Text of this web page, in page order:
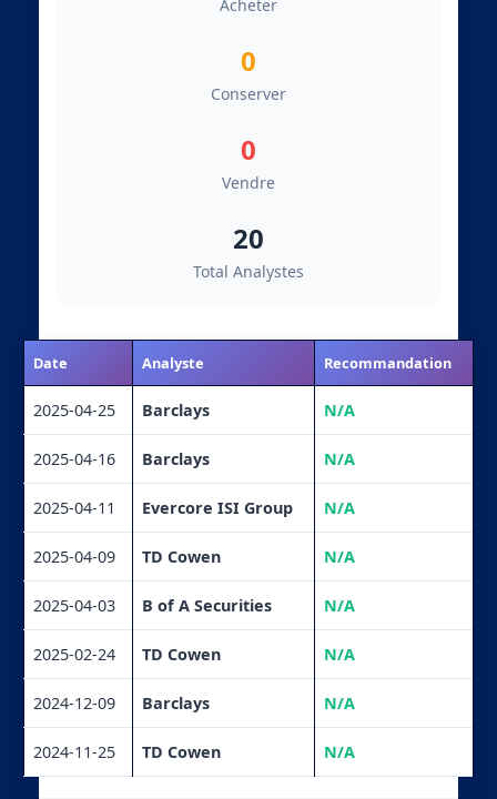
Acheter
0
Conserver
0
Vendre
20
Total Analystes
Date Analyste Recommandation
2025-04-25 Barclays N/A
2025-04-16 Barclays N/A
2025-04-11 Evercore ISI Group N/A
2025-04-09 TD Cowen N/A
2025-04-03 B of A Securities N/A
2025-02-24 TD Cowen N/A
2024-12-09 Barclays N/A
2024-11-25 TD Cowen N/A